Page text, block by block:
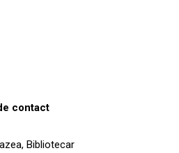
contact
Bibliotecar